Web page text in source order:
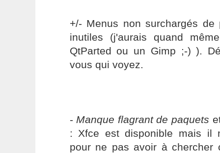
+/- Menus non surchargés de
inutiles (j'aurais quand
QtParted ou un Gimp ;-) ).
vous qui voyez.
- Manque flagrant de paquets
: Xfce est disponible mais il
pour ne pas avoir à chercher